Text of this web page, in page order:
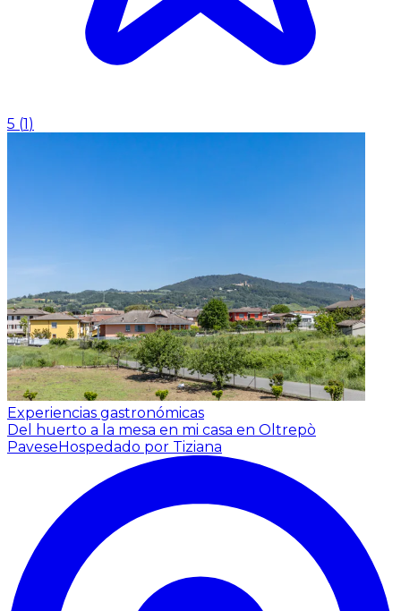
5 (1)
Experiencias gastronómicas
Del huerto a la mesa en mi casa en Oltrepò
PaveseHospedado por Tiziana